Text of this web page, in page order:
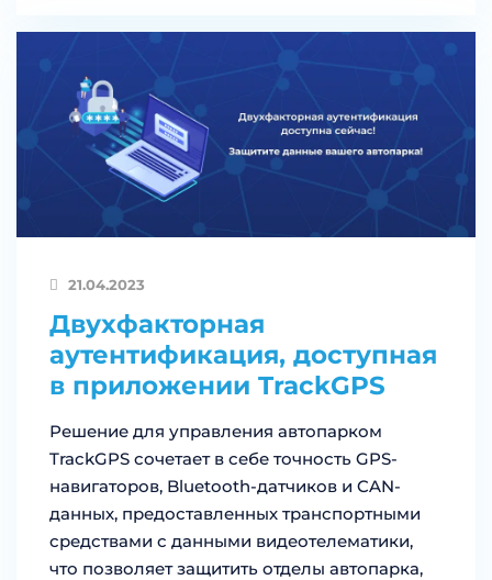
21.04.2023
Двухфакторная
аутентификация, доступная
в приложении TrackGPS
Решение для управления автопарком
TrackGPS сочетает в себе точность GPS-
навигаторов, Bluetooth-датчиков и CAN-
данных, предоставленных транспортными
средствами с данными видеотелематики,
что позволяет защитить отделы автопарка,